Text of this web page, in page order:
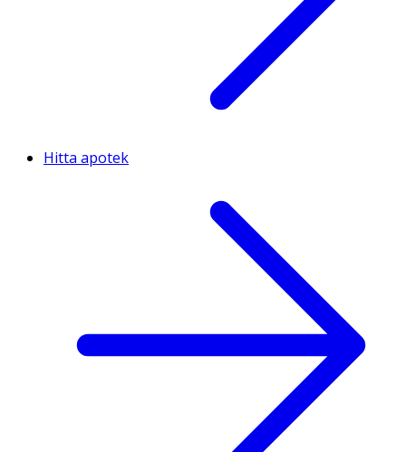
Hitta apotek